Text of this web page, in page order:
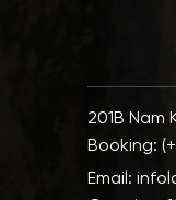
201B Nam
Booking:
Email: